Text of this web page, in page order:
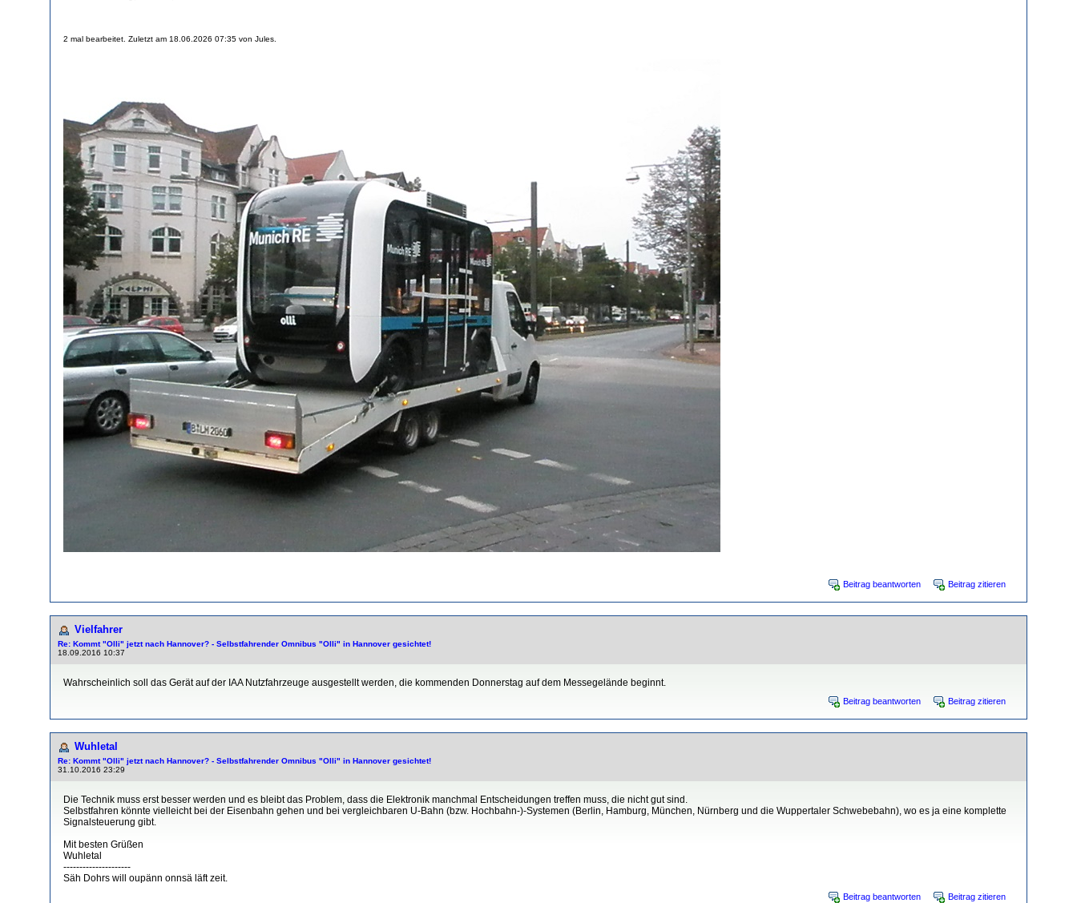
2 mal bearbeitet. Zuletzt am 18.06.2026 07:35 von Jules.
Beitrag beantworten Beitrag zitieren
Vielfahrer
Re: Kommt "Olli" jetzt nach Hannover? - Selbstfahrender Omnibus "Olli" in Hannover gesichtet!
18.09.2016 10:37
Wahrscheinlich soll das Gerät auf der IAA Nutzfahrzeuge ausgestellt werden, die kommenden Donnerstag auf dem Messegelände beginnt.
Beitrag beantworten Beitrag zitieren
Wuhletal
Re: Kommt "Olli" jetzt nach Hannover? - Selbstfahrender Omnibus "Olli" in Hannover gesichtet!
31.10.2016 23:29
Die Technik muss erst besser werden und es bleibt das Problem, dass die Elektronik manchmal Entscheidungen treffen muss, die nicht gut sind.
Selbstfahren könnte vielleicht bei der Eisenbahn gehen und bei vergleichbaren U-Bahn (bzw. Hochbahn-)-Systemen (Berlin, Hamburg, München, Nürnberg und die Wuppertaler Schwebebahn), wo es ja eine komplette
Signalsteuerung gibt.
Mit besten Grüßen
Wuhletal
---------------------
Säh Dohrs will oupänn onnsä läft zeit.
Beitrag beantworten Beitrag zitieren